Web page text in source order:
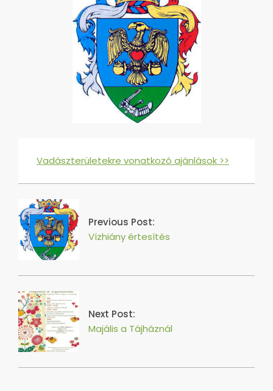
Vadászterületekre vonatkozó ajánlások >>
2016-
04
Previous Post:
Vízhiány értesítés
Next Post:
Majális a Tájháznál